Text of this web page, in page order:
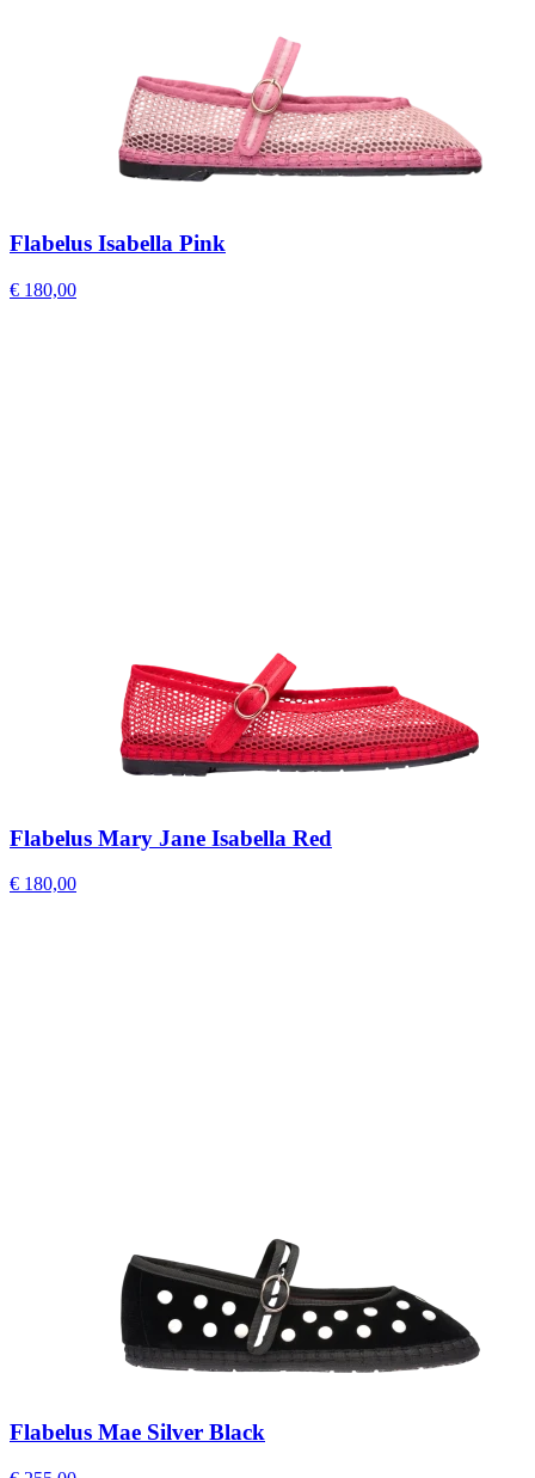
Flabelus Isabella Pink
€ 180,00
Flabelus Mary Jane Isabella Red
€ 180,00
Flabelus Mae Silver Black